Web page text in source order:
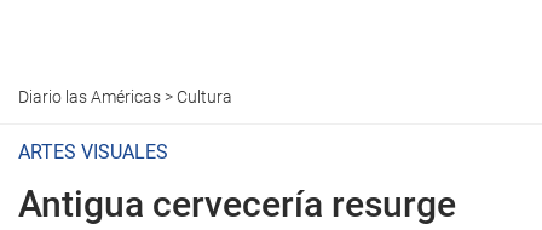
Diario las Américas> Cultura
ARTES VISUALES
Antigua cervecería resurge